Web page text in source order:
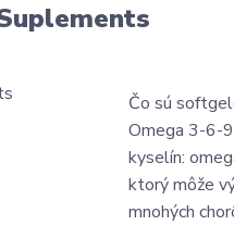
Čo sú
Omega 3-6-
kyselín:
ktorý môže
mnohých